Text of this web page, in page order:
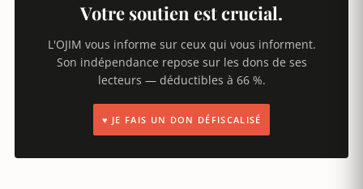
Votre soutien est crucial.
L'OJIM vous informe sur ceux qui vous informent.
Son indépendance repose sur les dons de ses
lecteurs — déductibles à 66 %.
♥ JE FAIS UN DON DÉFISCALISÉ